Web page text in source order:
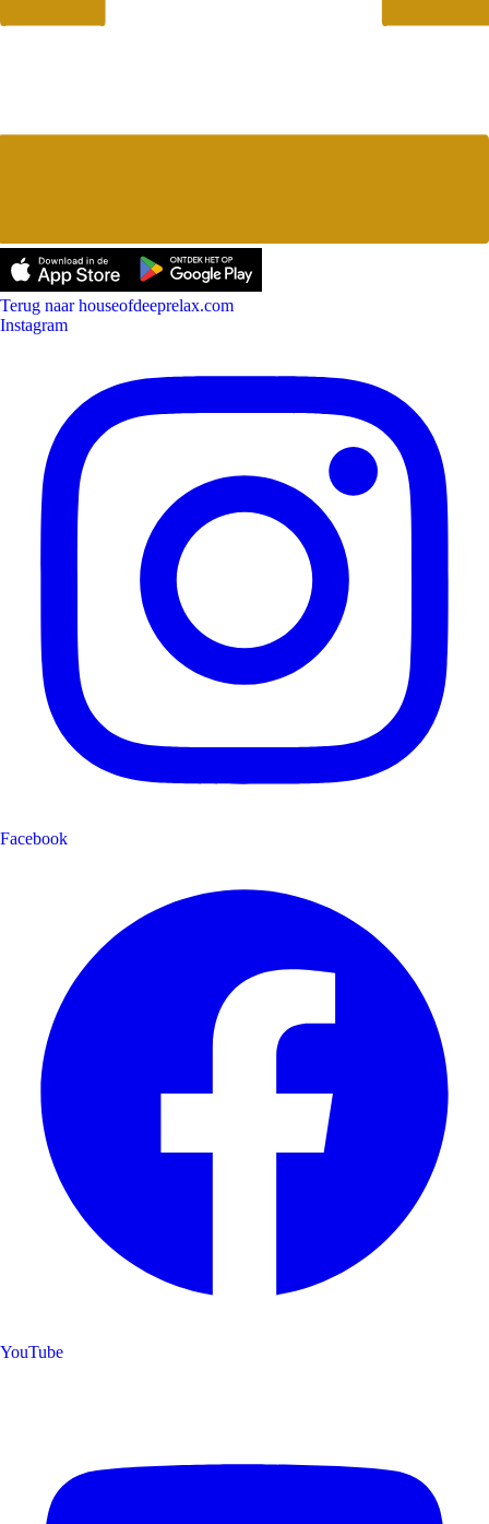
Terug naar houseofdeeprelax.com
Instagram
Facebook
YouTube